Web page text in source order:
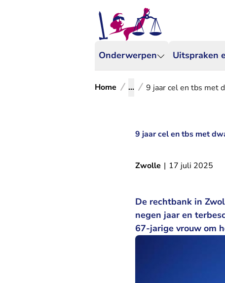
Onderwerpen Uitspraken
Home ... 9 jaar cel en tbs met
9 jaar cel en tbs met
Zwolle | 17 juli 2025
De rechtbank in
negen jaar en
67-jarige vrouw om